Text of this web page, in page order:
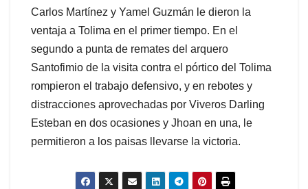
Carlos Martínez y Yamel Guzmán le dieron la
ventaja a Tolima en el primer tiempo. En el
segundo a punta de remates del arquero
Santofimio de la visita contra el pórtico del Tolima
rompieron el trabajo defensivo, y en rebotes y
distracciones aprovechadas por Viveros Darling
Esteban en dos ocasiones y Jhoan en una, le
permitieron a los paisas llevarse la victoria.